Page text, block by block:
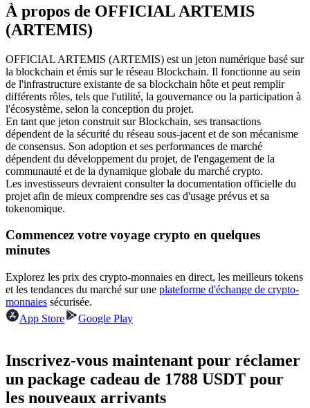
Futures USDC
Futures utilisant l'USDC comme garantie
Copie de Trading
Rejoignez les meilleurs traders
Profitez du partage des bénéfices et des commissions de copy
trading
À propos de OFFICIAL ARTEMIS
(ARTEMIS)
OFFICIAL ARTEMIS (ARTEMIS) est un jeton numérique basé sur
la blockchain et émis sur le réseau Blockchain. Il fonctionne au sein
de l'infrastructure existante de sa blockchain hôte et peut remplir
différents rôles, tels que l'utilité, la gouvernance ou la participation à
l'écosystème, selon la conception du projet.
En tant que jeton construit sur Blockchain, ses transactions
dépendent de la sécurité du réseau sous-jacent et de son mécanisme
de consensus. Son adoption et ses performances de marché
dépendent du développement du projet, de l'engagement de la
communauté et de la dynamique globale du marché crypto.
Les investisseurs devraient consulter la documentation officielle du
projet afin de mieux comprendre ses cas d'usage prévus et sa
tokenomique.
Commencez votre voyage crypto en quelques
minutes
Explorez les prix des crypto-monnaies en direct, les meilleurs tokens
et les tendances du marché sur une plateforme d'échange de crypto-
monnaies sécurisée.
App Store
Google Play
Inscrivez-vous maintenant pour réclamer
un package cadeau de 1788 USDT pour
les nouveaux arrivants